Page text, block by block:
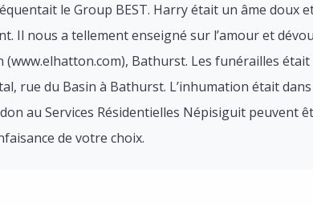
le Group BEST. Harry était un âme doux
Il nous a tellement enseigné sur l’amour et
Bathurst. Les funérailles était
rue du Basin à Bathurst. L’inhumation était
au Services Résidentielles Népisiguit peuvent
de votre choix.